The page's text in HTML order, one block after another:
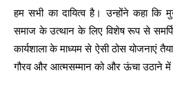
हम सभी का दायित्व है। उन्होंने कहा कि
समाज के उत्थान के लिए विशेष रूप से
कार्यशाला के माध्यम से ऐसी ठोस योजनाएं
गौरव और आत्मसम्मान को और ऊंचा उठाने